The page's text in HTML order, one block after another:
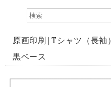
原画印刷 | Tシャツ（長袖
黒ベース